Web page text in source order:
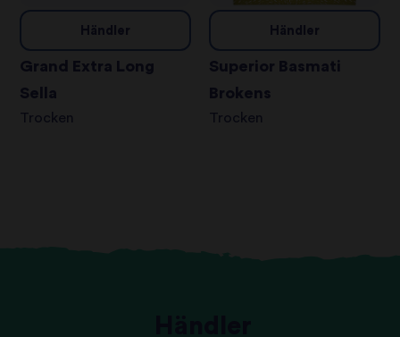
Händler
Grand Extra Long
Sella
Trocken
Händler
Superior Basmati
Brokens
Trocken